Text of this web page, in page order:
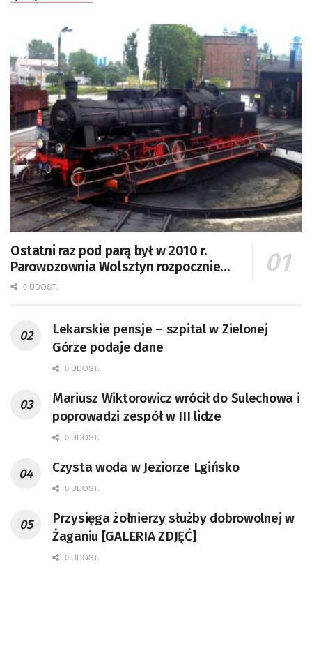
Ostatni raz pod parą był w 2010 r.
Parowozownia Wolsztyn rozpocznie
remont unikatowego Tr5-65
0 UDOST.
Lekarskie pensje – szpital w Zielonej
Górze podaje dane
0 UDOST.
Mariusz Wiktorowicz wrócił do Sulechowa i
poprowadzi zespół w III lidze
0 UDOST.
Czysta woda w Jeziorze Lgińsko
0 UDOST.
Przysięga żołnierzy służby dobrowolnej w
Żaganiu [GALERIA ZDJĘĆ]
0 UDOST.